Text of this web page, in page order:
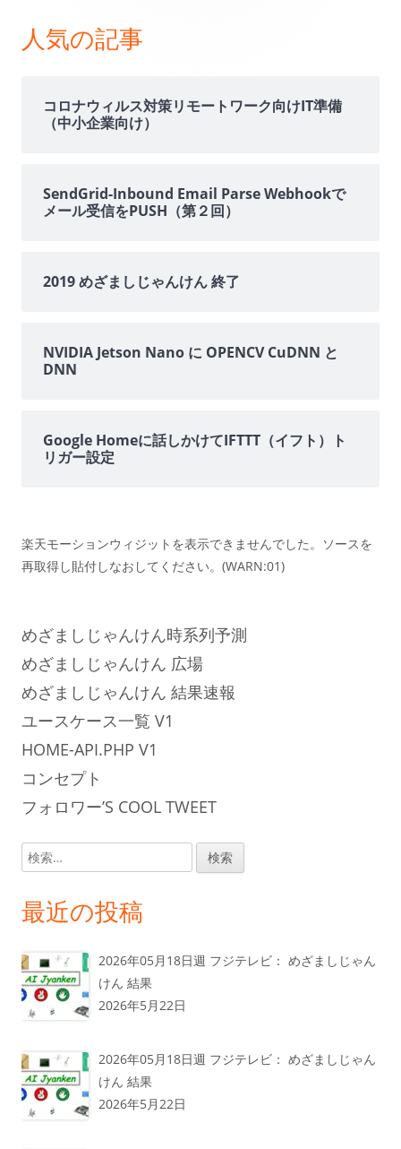
ン
人気の記事
コロナウィルス対策リモートワーク向けIT準備
（中小企業向け）
SendGrid-Inbound Email Parse Webhookで
メール受信をPUSH（第２回）
2019 めざましじゃんけん 終了
NVIDIA Jetson Nano に OPENCV CuDNN と
DNN
Google Homeに話しかけてIFTTT（イフト）ト
リガー設定
楽天モーションウィジットを表示できませんでした。ソースを
再取得し貼付しなおしてください。(WARN:01)
めざましじゃんけん時系列予測
めざましじゃんけん 広場
めざましじゃんけん 結果速報
ユースケース一覧 V1
HOME-API.PHP V1
コンセプト
フォロワー’S COOL TWEET
検
索:
最近の投稿
2026年05月18日週 フジテレビ： めざましじゃん
けん 結果
2026年5月22日
2026年05月18日週 フジテレビ： めざましじゃん
けん 結果
2026年5月22日